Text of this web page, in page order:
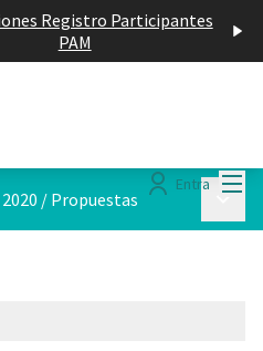
Registro Participantes
PAM
Entra
/ Propuestas